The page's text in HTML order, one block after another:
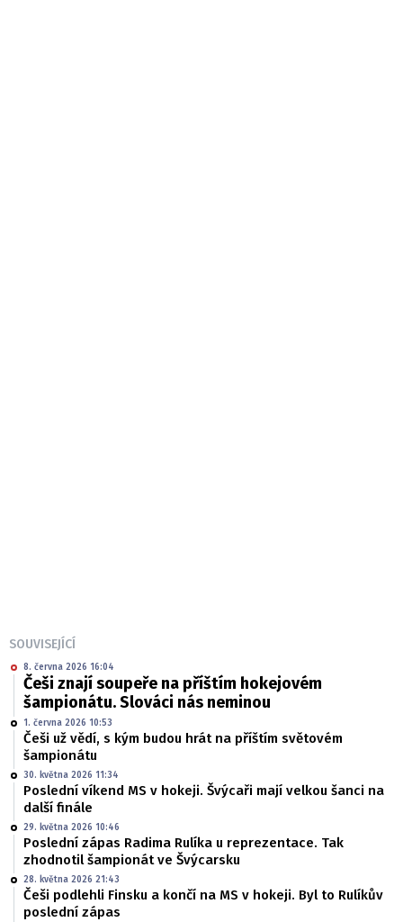
SOUVISEJÍCÍ
8. června 2026 16:04
Češi znají soupeře na příštím hokejovém
šampionátu. Slováci nás neminou
1. června 2026 10:53
Češi už vědí, s kým budou hrát na příštím světovém
šampionátu
30. května 2026 11:34
Poslední víkend MS v hokeji. Švýcaři mají velkou šanci na
další finále
29. května 2026 10:46
Poslední zápas Radima Rulíka u reprezentace. Tak
zhodnotil šampionát ve Švýcarsku
28. května 2026 21:43
Češi podlehli Finsku a končí na MS v hokeji. Byl to Rulíkův
poslední zápas